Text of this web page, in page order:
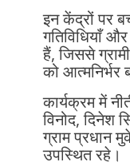
इन केंद्रों पर
गतिविधियाँ
हैं, जिससे
को आत्मनिर्भर
कार्यक्रम में
विनोद, दिनेश
ग्राम प्रधान
उपस्थित रहे।